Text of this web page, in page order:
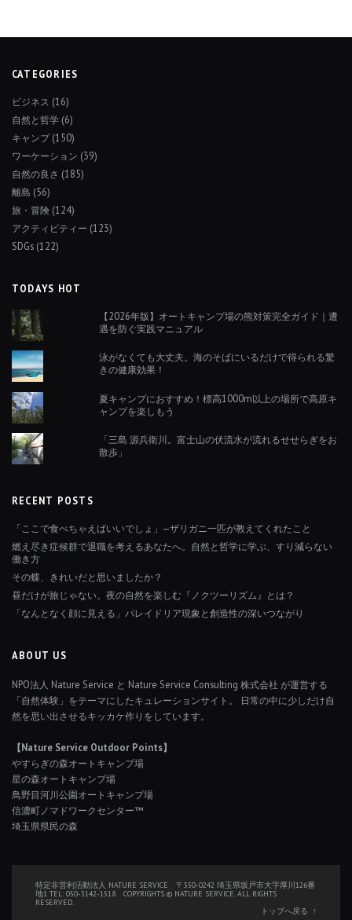
CATEGORIES
ビジネス (16)
自然と哲学 (6)
キャンプ(150)
ワーケーション (39)
自然の良さ (185)
離島 (56)
旅・冒険 (124)
アクティビティー (123)
SDGs (122)
TODAYS HOT
【2026年版】オートキャンプ場の熊対策完全ガイド｜遭
遇を防ぐ実践マニュアル
泳がなくても大丈夫。海のそばにいるだけで得られる驚
きの健康効果！
夏キャンプにおすすめ！標高1000m以上の場所で高原キ
ャンプを楽しもう
「三島 源兵衛川。富士山の伏流水が流れるせせらぎをお
散歩」
RECENT POSTS
「ここで食べちゃえばいいでしょ」—ザリガニ一匹が教えてくれたこと
燃え尽き症候群で退職を考えるあなたへ。自然と哲学に学ぶ、すり減らない
働き方
その蝶、きれいだと思いましたか？
昼だけが旅じゃない。夜の自然を楽しむ『ノクツーリズム』とは？
「なんとなく顔に見える」パレイドリア現象と創造性の深いつながり
ABOUT US
NPO法人 Nature Service と Nature Service Consulting 株式会社 が運営する
「自然体験」をテーマにしたキュレーションサイト。 日常の中に少しだけ自
然を思い出させるキッカケ作りをしています。
【Nature Service Outdoor Points】
やすらぎの森オートキャンプ場
星の森オートキャンプ場
鳥野目河川公園オートキャンプ場
信濃町ノマドワークセンター™
埼玉県県民の森
特定非営利活動法人 NATURE SERVICE 〒350-0242 埼玉県坂戸市大字厚川126番
地1 TEL: 050-3142-1518 COPYRIGHTS © NATURE SERVICE. ALL RIGHTS
RESERVED.
トップへ戻る